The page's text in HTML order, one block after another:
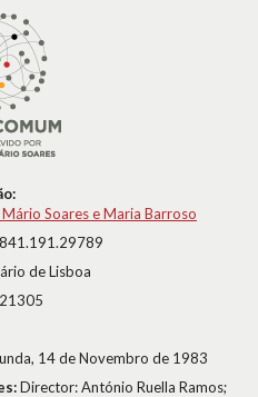
Soares e Maria Barroso
de Lisboa
21305
14 de Novembro de 1983
Director: António Ruella Ramos;